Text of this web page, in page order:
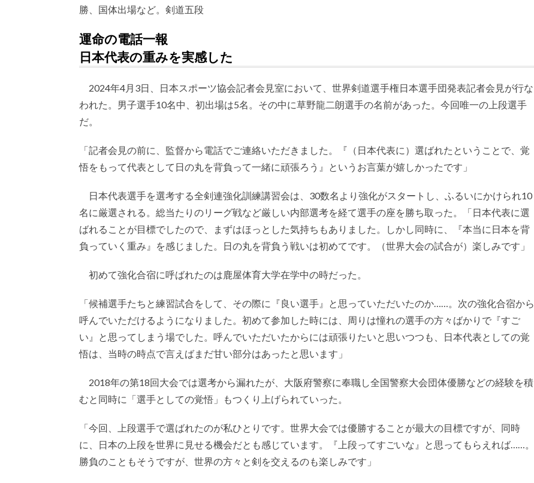
勝、国体出場など。剣道五段
運命の電話一報
日本代表の重みを実感した
2024年4月3日、日本スポーツ協会記者会見室において、世界剣道選手権日本選手団発表記者会見が行な
われた。男子選手10名中、初出場は5名。その中に草野龍二朗選手の名前があった。今回唯一の上段選手
だ。
「記者会見の前に、監督から電話でご連絡いただきました。『（日本代表に）選ばれたということで、覚
悟をもって代表として日の丸を背負って一緒に頑張ろう』というお言葉が嬉しかったです」
日本代表選手を選考する全剣連強化訓練講習会は、30数名より強化がスタートし、ふるいにかけられ10
名に厳選される。総当たりのリーグ戦など厳しい内部選考を経て選手の座を勝ち取った。「日本代表に選
ばれることが目標でしたので、まずはほっとした気持ちもありました。しかし同時に、『本当に日本を背
負っていく重み』を感じました。日の丸を背負う戦いは初めてです。（世界大会の試合が）楽しみです」
初めて強化合宿に呼ばれたのは鹿屋体育大学在学中の時だった。
「候補選手たちと練習試合をして、その際に『良い選手』と思っていただいたのか……。次の強化合宿から
呼んでいただけるようになりました。初めて参加した時には、周りは憧れの選手の方々ばかりで『すご
い』と思ってしまう場でした。呼んでいただいたからには頑張りたいと思いつつも、日本代表としての覚
悟は、当時の時点で言えばまだ甘い部分はあったと思います」
2018年の第18回大会では選考から漏れたが、大阪府警察に奉職し全国警察大会団体優勝などの経験を積
むと同時に「選手としての覚悟」もつくり上げられていった。
「今回、上段選手で選ばれたのが私ひとりです。世界大会では優勝することが最大の目標ですが、同時
に、日本の上段を世界に見せる機会だとも感じています。『上段ってすごいな』と思ってもらえれば……。
勝負のこともそうですが、世界の方々と剣を交えるのも楽しみです」